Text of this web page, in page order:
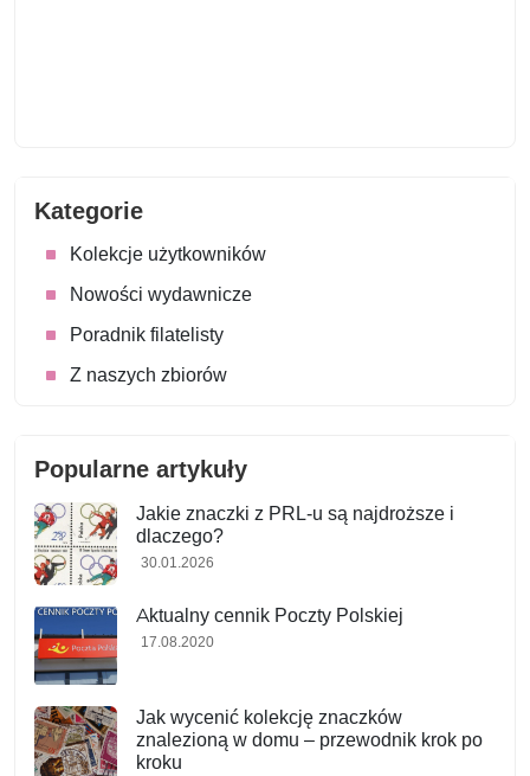
Kategorie
Kolekcje użytkowników
Nowości wydawnicze
Poradnik filatelisty
Z naszych zbiorów
Popularne artykuły
Jakie znaczki z PRL-u są najdroższe i
dlaczego?
30.01.2026
Aktualny cennik Poczty Polskiej
17.08.2020
Jak wycenić kolekcję znaczków
znalezioną w domu – przewodnik krok po
kroku